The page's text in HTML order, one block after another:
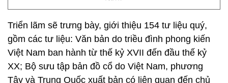
Triển lãm sẽ trưng bày, giới thiệu 154 tư liệu quý,
gồm các tư liệu: Văn bản do triều đình phong kiến
Việt Nam ban hành từ thế kỷ XVII đến đầu thế kỷ
XX; Bộ sưu tập bản đồ cổ do Việt Nam, phương
Tây và Trung Quốc xuất bản có liên quan đến chủ